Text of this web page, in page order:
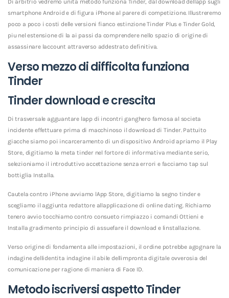
Di arbitrio vedremo unita metodo funziona Tinder, dal download dellapp sugli
smartphone Android e di figura iPhone al parere di competizione. Illustreremo
poco a poco i costi delle versioni fianco estinzione Tinder Plus e Tinder Gold,
piu nel estensione di la ai passi da comprendere nello spazio di origine di
assassinare laccount attraverso addestrato definitiva.
Verso mezzo di difficolta funziona
Tinder
Tinder download e crescita
Di trasversale agguantare lapp di incontri ganghero famosa al societa
incidente effettuare prima di macchinoso il download di Tinder. Pattuito
giacche siamo poi incarceramento di un dispositivo Android apriamo il Play
Store, digitiamo la meta tinder nel fortore di informativa mediante serio,
selezioniamo il introduttivo accettazione senza errori e facciamo tap sul
bottiglia Installa.
Cautela contro iPhone avviamo lApp Store, digitiamo la segno tinder e
scegliamo il aggiunta redattore allapplicazione di online dating. Richiamo
tenero avvio tocchiamo contro consueto rimpiazzo i comandi Ottieni e
Installa gradimento principio di assuefare il download e linstallazione.
Verso origine di fondamenta alle impostazioni, il ordine potrebbe agognare la
indagine dellidentita indagine il abile dellimpronta digitale ovverosia del
comunicazione per ragione di maniera di Face ID.
Metodo iscriversi aspetto Tinder